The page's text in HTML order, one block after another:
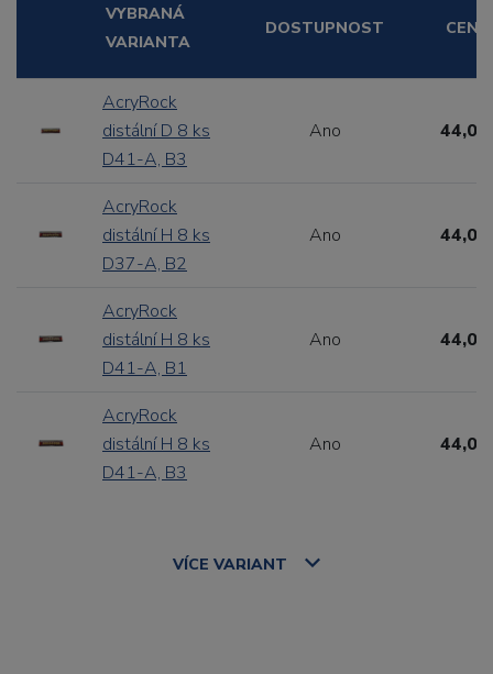
VYBRANÁ
VARIANTA
DOSTUPNOST CENA
AcryRock
distální D 8 ks
D41-A, B3
Ano 44,00
AcryRock
distální H 8 ks
D37-A, B2
Ano 44,00
AcryRock
distální H 8 ks
D41-A, B1
Ano 44,00
AcryRock
distální H 8 ks
D41-A, B3
Ano 44,00
VÍCE VARIANT